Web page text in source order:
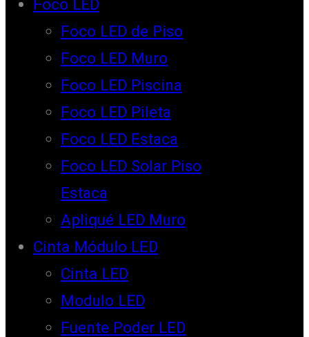
Foco LED
Foco LED de Piso
Foco LED Muro
Foco LED Piscina
Foco LED Pileta
Foco LED Estaca
Foco LED Solar Piso
Estaca
Apliqué LED Muro
Cinta Módulo LED
Cinta LED
Modulo LED
Fuente Poder LED